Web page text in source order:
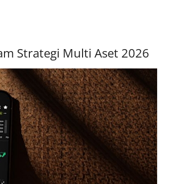
Strategi Multi Aset 2026